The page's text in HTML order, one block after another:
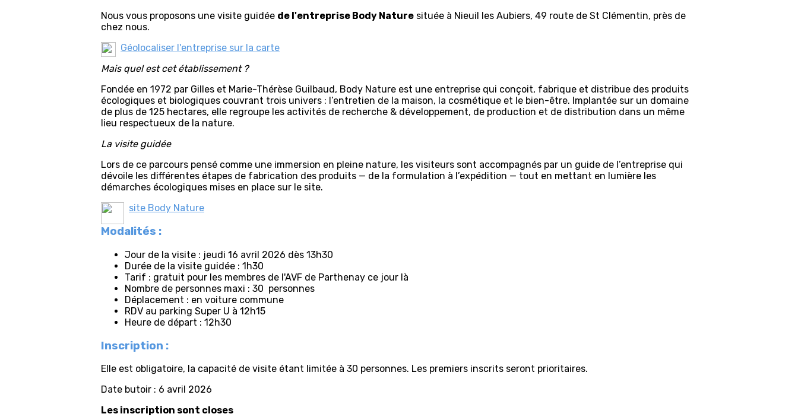
Nous vous proposons une visite guidée de l'entreprise Body Nature située à Nieuil les Aubiers, 49 route de St Clémentin, près de
chez nous.
Géolocaliser l'entreprise sur la carte
Mais quel est cet établissement ?
Fondée en 1972 par Gilles et Marie-Thérèse Guilbaud, Body Nature est une entreprise qui conçoit, fabrique et distribue des produits
écologiques et biologiques couvrant trois univers : l’entretien de la maison, la cosmétique et le bien-être. Implantée sur un domaine
de plus de 125 hectares, elle regroupe les activités de recherche & développement, de production et de distribution dans un même
lieu respectueux de la nature.
La visite guidée
Lors de ce parcours pensé comme une immersion en pleine nature, les visiteurs sont accompagnés par un guide de l’entreprise qui
dévoile les différentes étapes de fabrication des produits — de la formulation à l’expédition — tout en mettant en lumière les
démarches écologiques mises en place sur le site.
site Body Nature
Modalités :
Jour de la visite : jeudi 16 avril 2026 dès 13h30
Durée de la visite guidée : 1h30
Tarif : gratuit pour les membres de l'AVF de Parthenay ce jour là
Nombre de personnes maxi : 30 personnes
Déplacement : en voiture commune
RDV au parking Super U à 12h15
Heure de départ : 12h30
Inscription :
Elle est obligatoire, la capacité de visite étant limitée à 30 personnes. Les premiers inscrits seront prioritaires.
Date butoir : 6 avril 2026
Les inscription sont closes